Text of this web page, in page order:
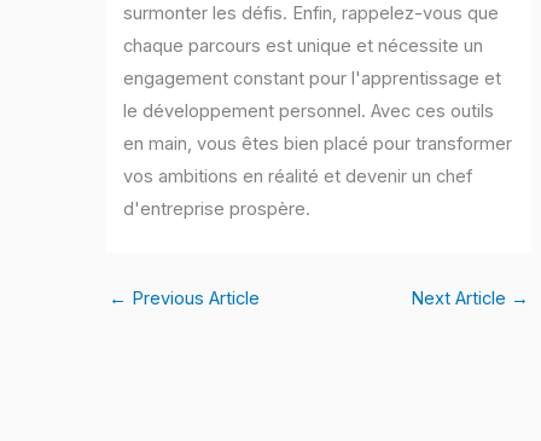
surmonter les défis. Enfin, rappelez-vous que
chaque parcours est unique et nécessite un
engagement constant pour l'apprentissage et
le développement personnel. Avec ces outils
en main, vous êtes bien placé pour transformer
vos ambitions en réalité et devenir un chef
d'entreprise prospère.
← Previous Article Next Article →